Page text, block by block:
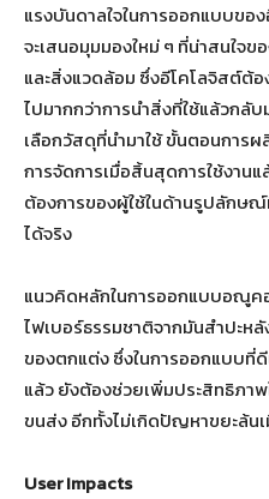
แรงบันดาลใจในการออกแบบขอ
จะเสนอมุมมองใหม่ ๆ ที่น่าสนใ
และสิ่งแวดล้อม ซึ่งอีโคโลจิสต์ต้
ไปมากกว่าการนำสิ่งที่ใช้แล้วกลั
เลือกวัสดุที่นำมาใช้ ขั้นตอนการ
การจัดการเมื่อสิ้นสุดการใช้งา
ต้องการของผู้ใช้ในด้านรูปลักษณ์
ได้จริง
แนวคิดหลักในการออกแบบอณู
ไฟเบอร์ธรรมชาติจากมันสำปะห
ของตกแต่ง ซึ่งในการออกแบบที่
แล้ว ยังต้องช่วยเพิ่มประสิทธิภา
ขนส่ง อีกทั้งไม่เกิดปัญหาขยะล้น
User Impacts